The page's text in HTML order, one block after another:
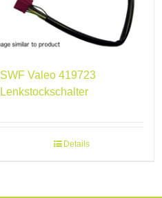
SWF Valeo 419723
Lenkstockschalter
Details